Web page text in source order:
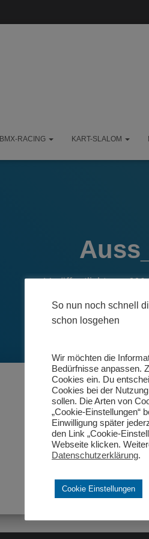
BMX-RACING KART-SLALOM
Veröffentlicht von
So nun noch schnell
schon losgehen
Wir möchten die
Bedürfnisse anpassen.
Cookies ein. Du
Cookies bei der
sollen. Die Arten von
„Cookie-Einstellungen“
Einwilligung später
den Link „Cookie-
Webseite klicken.
Datenschutzerklärung.
Cookie Einstellungen